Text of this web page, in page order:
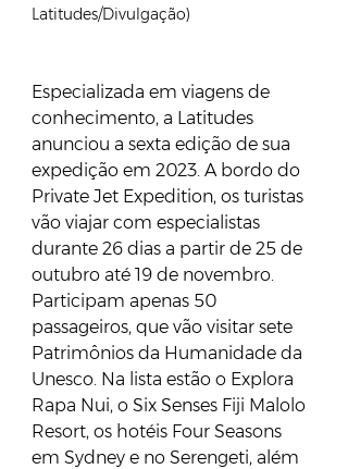
Latitudes/Divulgação)
Especializada em viagens de
conhecimento, a Latitudes
anunciou a sexta edição de sua
expedição em 2023. A bordo do
Private Jet Expedition, os turistas
vão viajar com especialistas
durante 26 dias a partir de 25 de
outubro até 19 de novembro.
Participam apenas 50
passageiros, que vão visitar sete
Patrimônios da Humanidade da
Unesco. Na lista estão o Explora
Rapa Nui, o Six Senses Fiji Malolo
Resort, os hotéis Four Seasons
em Sydney e no Serengeti, além